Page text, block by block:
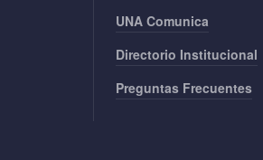
UNA Comunica
Directorio Institucional
Preguntas Frecuentes